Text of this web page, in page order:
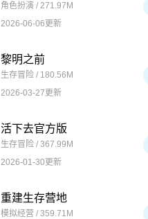
角色扮演 / 271.97M
2026-06-06更新
黎明之前
生存冒险 / 180.56M
2026-03-27更新
活下去官方版
生存冒险 / 367.99M
2026-01-30更新
重建生存营地
模拟经营 / 359.71M